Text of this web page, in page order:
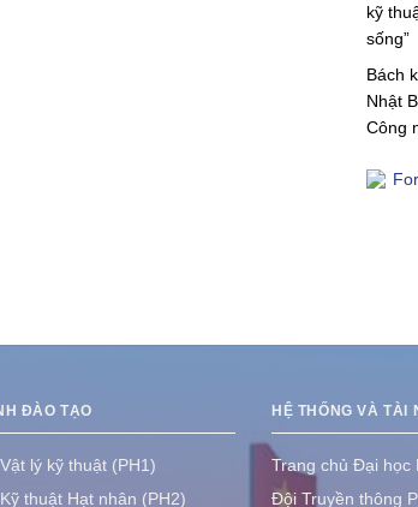
kỹ
sống”
Bách
Nhật
Công
ĐÀO TẠO
lý kỹ thuật (PH1)
thuật Hạt nhân (PH2)
HỆ THỐNG VÀ TÀI
Trang chủ Đại học
Đội Truyền thông